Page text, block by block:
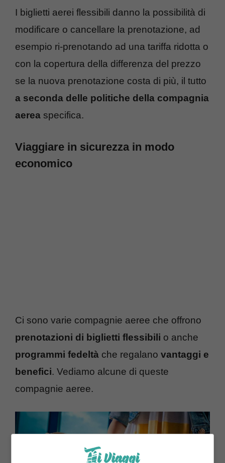
I biglietti aerei flessibili danno la possibilità di
modificare o cancellare la prenotazione, ad
esempio ri-prenotando ad una tariffa ridotta o
con la copertura della differenza del prezzo
se la nuova prenotazione costa di più, il tutto
a seconda delle politiche della compagnia
aerea specifica.
Viaggiare in sicurezza in modo
economico
Ci sono varie compagnie aeree che offrono
prenotazioni di biglietti flessibili o anche
programmi fedeltà che regalano vantaggi e
benefici. Vediamo alcune di queste
compagnie aeree.